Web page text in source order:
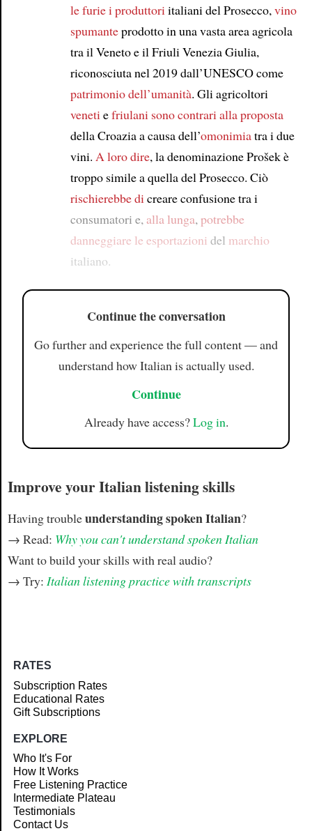
le furiei produttori italiani del Prosecco, vino
spumanteprodotto in una vasta area agricola
tra il Veneto e il Friuli Venezia Giulia,
riconosciuta nel 2019 dall’UNESCO come
patrimonio dell’umanità. Gli agricoltori
veneti efriulani sono contrari alla proposta
della Croazia a causa dell’omonimiatra i due
vini. A loro dire, la denominazione Prošek è
troppo simile a quella del Prosecco. Ciò
rischierebbe di creare confusione tra i
consumatori e, alla lunga, potrebbe
danneggiare le esportazioni del marchio
italiano.
Continue the conversation
Go further and experience the full content — and
understand how Italian is actually used.
Continue
Already have access?Log in.
Improve your Italian listening skills
Having troubleunderstanding spoken Italian?
→ Read: Why you can't understand spoken Italian
Want to build your skills with real audio?
→ Try: Italian listening practice with transcripts
RATES
Subscription Rates
Educational Rates
Gift Subscriptions
EXPLORE
Who It's For
How It Works
Free Listening Practice
Intermediate Plateau
Testimonials
Contact Us